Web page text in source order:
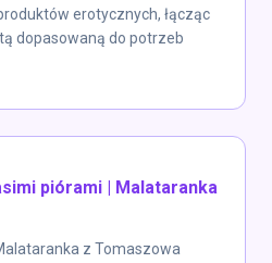
erotycznych, łącząc
dopasowaną do potrzeb
piórami | Malataranka
z Tomaszowa